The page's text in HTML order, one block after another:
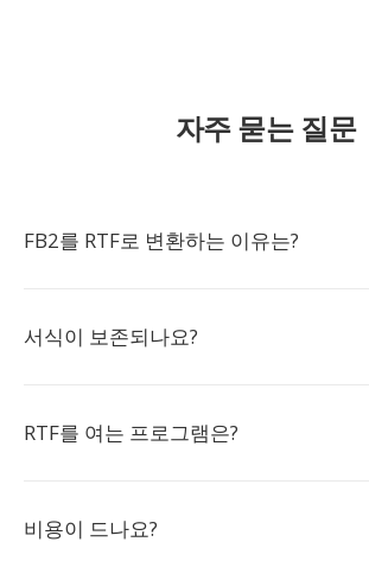
자주 묻는 질문
FB2를 RTF로 변환하는 이유는?
서식이 보존되나요?
RTF를 여는 프로그램은?
비용이 드나요?